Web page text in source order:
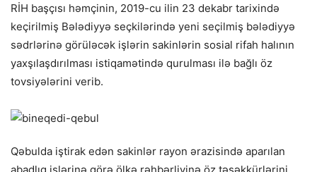
RİH başçısı həmçinin, 2019-cu ilin 23 dekabr tarixində
keçirilmiş Bələdiyyə seçkilərində yeni seçilmiş bələdiyyə
sədrlərinə görüləcək işlərin sakinlərin sosial rifah halının
yaxşılaşdırılması istiqamətində qurulması ilə bağlı öz
tovsiyələrini verib.
Qəbulda iştirak edən sakinlər rayon ərazisində aparılan